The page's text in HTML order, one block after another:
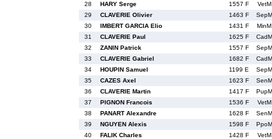
28
HARY Serge 1557 F
VetM
29
CLAVERIE Olivier 1463 F
SepM
30
IMBERT GARCIA Elio 1431 F
MinM
31
CLAVERIE Paul 1625 F
CadM
32
ZANIN Patrick 1557 F
SepM
33
CLAVERIE Gabriel 1682 F
CadM
34
HOUPIN Samuel 1199 E
SepM
35
CAZES Axel 1623 F
SenM
36
CLAVERIE Martin 1417 F
PupM
37
PIGNON Francois 1536 F
VetM
38
PANART Alexandre 1628 F
SenM
39
NGUYEN Alexis 1598 F
PpoM
40
FALIK Charles 1428 F
VetM